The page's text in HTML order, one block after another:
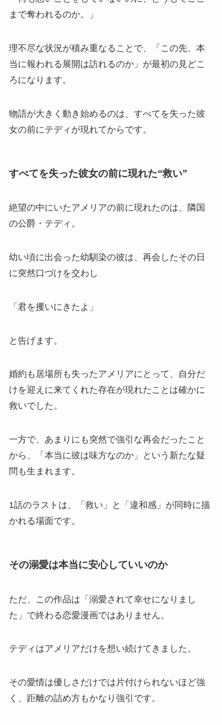
まで奪われるのか。」
理不尽な状況が積み重なることで、「この先、本
当に報われる展開は訪れるのか」が最初の見どこ
ろになります。
物語が大きく動き始めるのは、すべてを失った彼
女の前にテディが現れてからです。
すべてを失った彼女の前に現れた“救い”
絶望の中にいたアメリアの前に現れたのは、隣国
の公爵・テディ。
幼い頃に出会った幼馴染の彼は、再会したその日
に突然口づけを交わし
「君を攫いにきたよ」
と告げます。
婚約も居場所も失ったアメリアにとって、自分だ
けを迎えに来てくれた存在が現れたことは確かに
救いでした。
一方で、あまりにも突然で強引な再会だったこと
から、「本当に彼は味方なのか」という新たな疑
問も生まれます。
1話のラストは、「救い」と「違和感」が同時に描
かれる場面です。
その溺愛は本当に安心していいのか
ただ、この作品は「溺愛されて幸せになりまし
た」で終わる恋愛漫画ではありません。
テディはアメリアだけを想い続けてきました。
その愛情は優しさだけでは片付けられないほど強
く、距離の詰め方もかなり強引です。